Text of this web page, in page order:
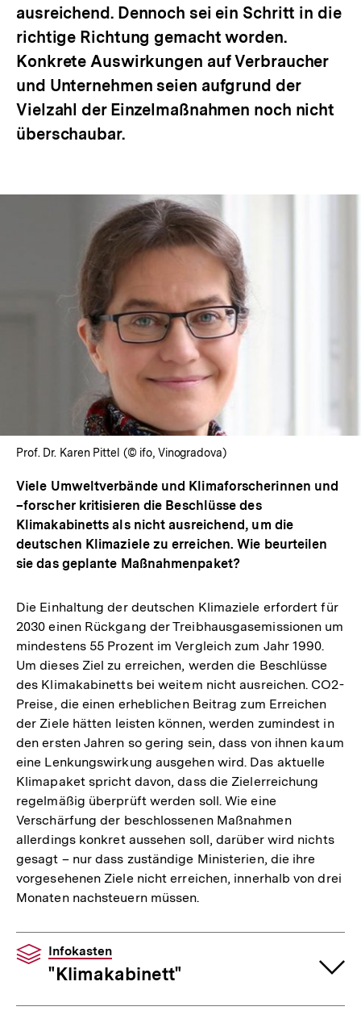
ausreichend. Dennoch sei ein Schritt in die
richtige Richtung gemacht worden.
Konkrete Auswirkungen auf Verbraucher
und Unternehmen seien aufgrund der
Vielzahl der Einzelmaßnahmen noch nicht
überschaubar.
In
Lightbox
öffnen
Prof. Dr. Karen Pittel (© ifo, Vinogradova)
Viele Umweltverbände und Klimaforscherinnen und
–forscher kritisieren die Beschlüsse des
Klimakabinetts als nicht ausreichend, um die
deutschen Klimaziele zu erreichen. Wie beurteilen
sie das geplante Maßnahmenpaket?
Die Einhaltung der deutschen Klimaziele erfordert für
2030 einen Rückgang der Treibhausgasemissionen um
mindestens 55 Prozent im Vergleich zum Jahr 1990.
Um dieses Ziel zu erreichen, werden die Beschlüsse
des Klimakabinetts bei weitem nicht ausreichen. CO2-
Preise, die einen erheblichen Beitrag zum Erreichen
der Ziele hätten leisten können, werden zumindest in
den ersten Jahren so gering sein, dass von ihnen kaum
eine Lenkungswirkung ausgehen wird. Das aktuelle
Klimapaket spricht davon, dass die Zielerreichung
regelmäßig überprüft werden soll. Wie eine
Verschärfung der beschlossenen Maßnahmen
allerdings konkret aussehen soll, darüber wird nichts
gesagt – nur dass zuständige Ministerien, die ihre
vorgesehenen Ziele nicht erreichen, innerhalb von drei
Monaten nachsteuern müssen.
Infokasten
"Klimakabinett"